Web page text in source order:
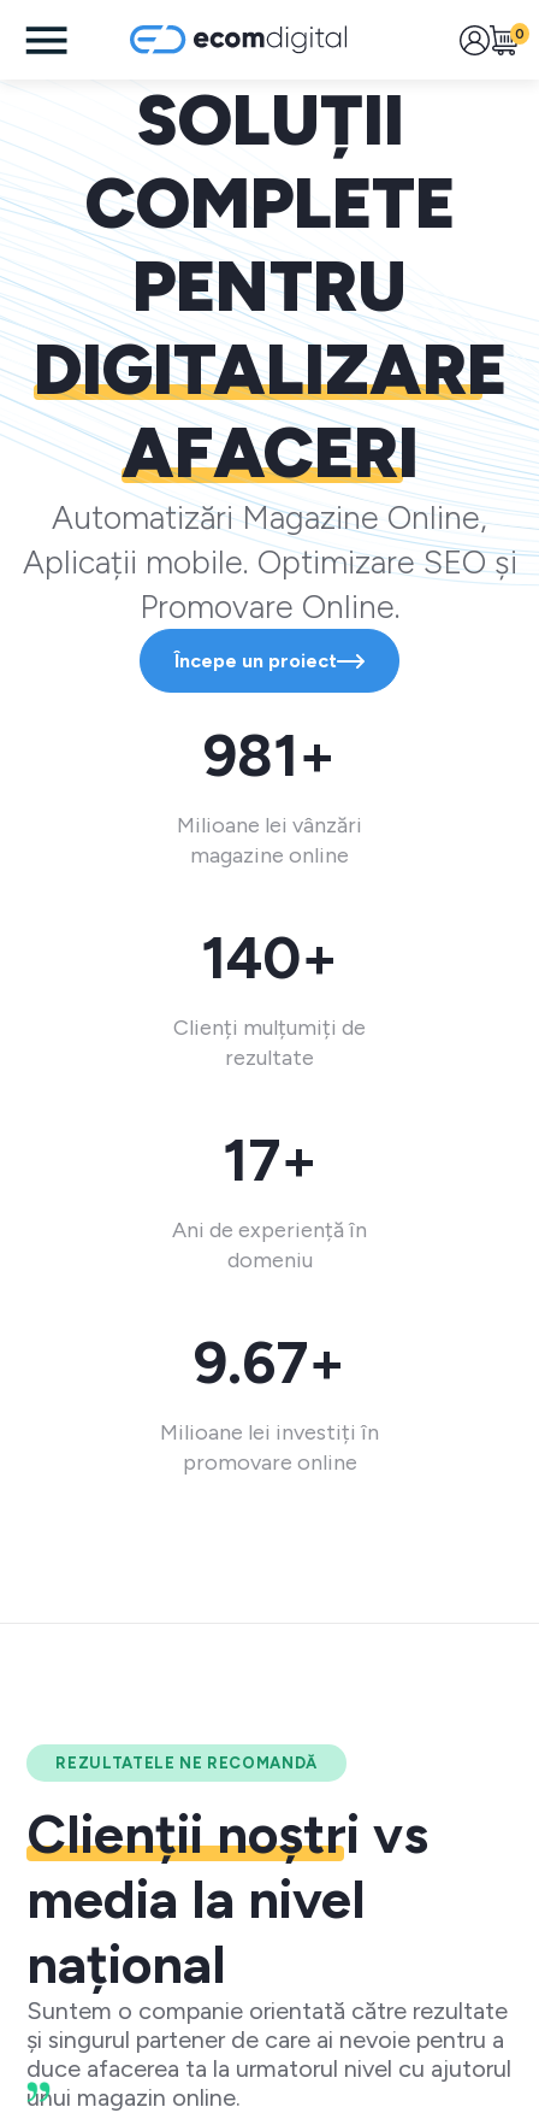
0
SOLUȚII
COMPLETE
PENTRU
DIGITALIZARE
AFACERI
Automatizări Magazine Online,
Aplicații mobile. Optimizare SEO și
Promovare Online.
Începe un proiect
981+
Milioane lei vânzări
magazine online
140+
Clienți mulțumiți de
rezultate
17+
Ani de experiență în
domeniu
9.67+
Milioane lei investiți în
promovare online
REZULTATELE NE RECOMANDĂ
Clienții noștri vs
media la nivel
național
Suntem o companie orientată către rezultate
și singurul partener de care ai nevoie pentru a
duce afacerea ta la urmatorul nivel cu ajutorul
unui magazin online.